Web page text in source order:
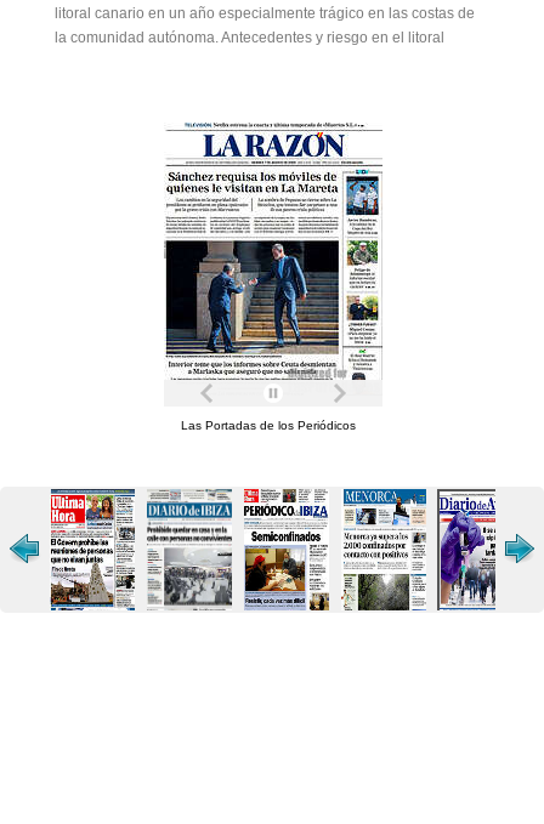
litoral canario en un año especialmente trágico en las costas de
la comunidad autónoma. Antecedentes y riesgo en el litoral
Las Portadas de los Periódicos